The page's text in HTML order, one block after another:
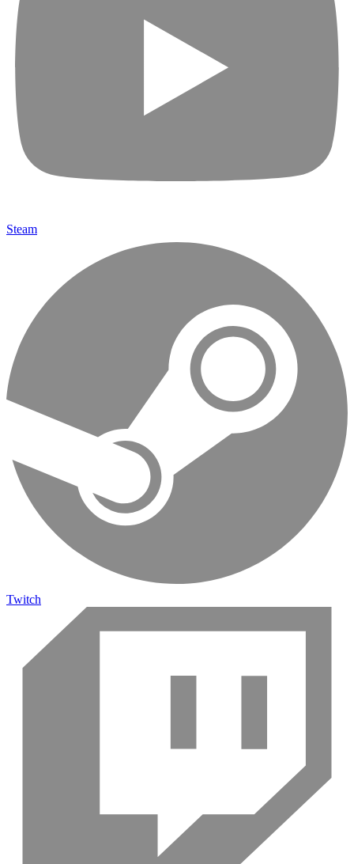
Steam
Twitch